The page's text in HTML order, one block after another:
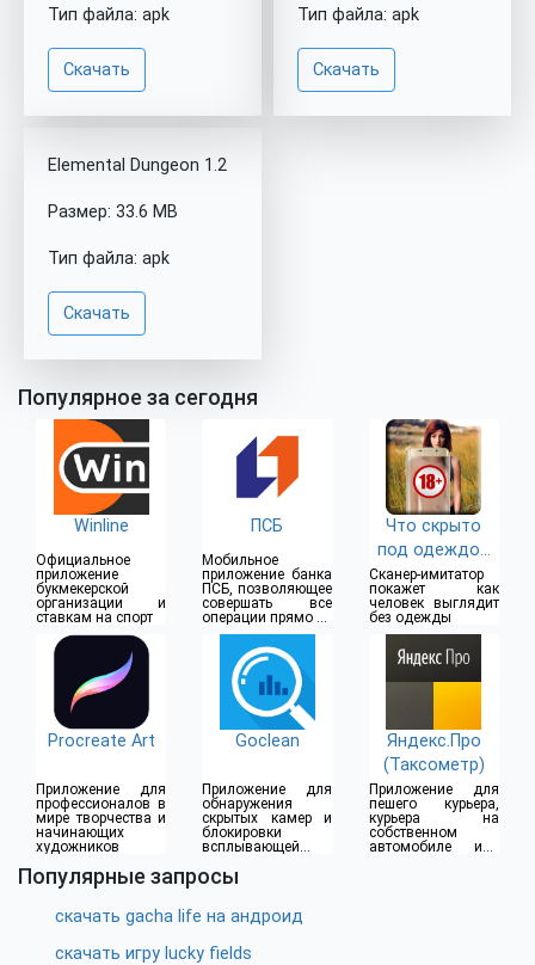
Тип файла: apk
Скачать
Тип файла: apk
Скачать
Elemental Dungeon 1.2
Размер: 33.6 MB
Тип файла: apk
Скачать
Популярное за сегодня
Winline
Официальное
приложение
букмекерской
организации и
ставкам на спорт
ПСБ
Мобильное
приложение банка
ПСБ, позволяющее
совершать все
операции прямо из
дома
Что скрыто
под одеждой
(18+)
Сканер-имитатор
покажет как
человек выглядит
без одежды
Procreate Art
Приложение для
профессионалов в
мире творчества и
начинающих
художников
Goclean
Приложение для
обнаружения
скрытых камер и
блокировки
всплывающей
Яндекс.Про
(Таксометр)
Приложение для
пешего курьера,
курьера на
собственном
автомобиле или
Популярные запросы
скачать gacha life на андроид
скачать игру lucky fields